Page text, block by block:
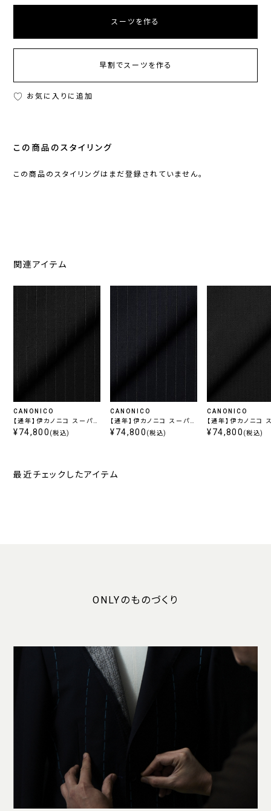
スーツを作る
早割でスーツを作る
お気に入りに追加
この商品のスタイリング
この商品のスタイリングはまだ登録されていません。
関連アイテム
CANONICO
【通年】伊カノニコ スーパー
110's / BLACK
¥74,800 (税込)
CANONICO
【通年】伊カノニコ スーパー
110's / NAVY
¥74,800 (税込)
CANONICO
【通年】伊カノニコ
110's / BLACK
¥74,800 (税込)
最近チェックしたアイテム
ONLYのものづくり